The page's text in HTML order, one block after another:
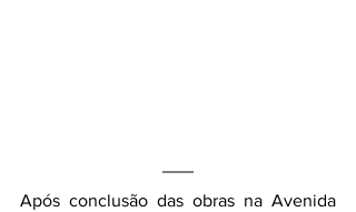
Após conclusão das obras na Avenida